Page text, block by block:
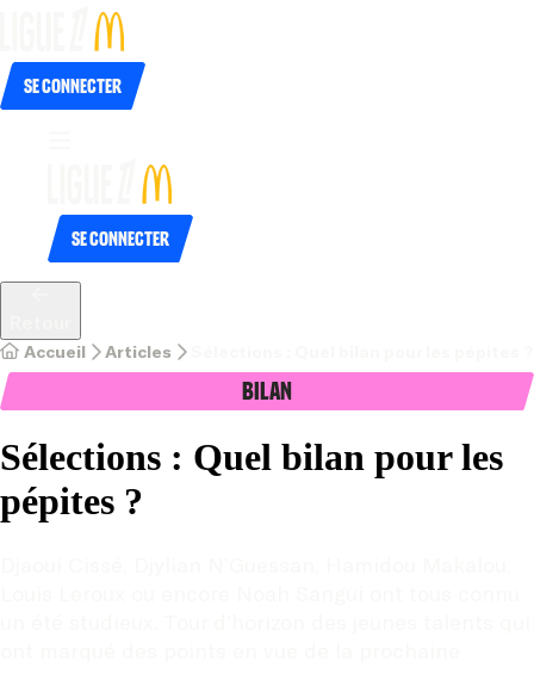
Se connecter
Se connecter
Accueil Articles
Bilan
Sélections : Quel bilan pour les
pépites ?